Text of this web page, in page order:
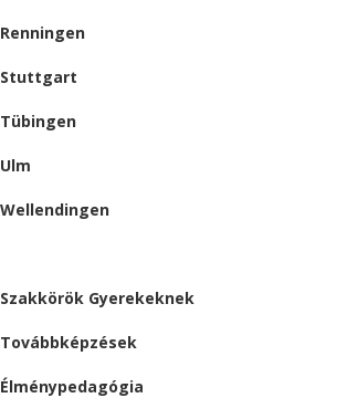
Renningen
Stuttgart
Tübingen
Ulm
Wellendingen
Szakkörök Gyerekeknek
Továbbképzések
Élménypedagógia